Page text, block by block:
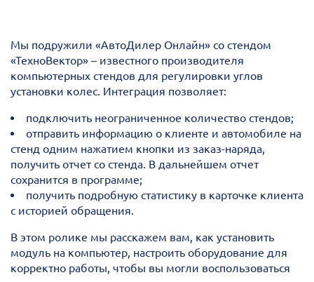
Мы подружили «АвтоДилер Онлайн» со стендом
«ТехноВектор» – известного производителя
компьютерных стендов для регулировки углов
установки колес. Интеграция позволяет:
подключить неограниченное количество стендов;
отправить информацию о клиенте и автомобиле на
стенд одним нажатием кнопки из заказ-наряда,
получить отчет со стенда. В дальнейшем отчет
сохранится в программе;
получить подробную статистику в карточке клиента
с историей обращения.
В этом ролике мы расскажем вам, как установить
модуль на компьютер, настроить оборудование для
корректно работы, чтобы вы могли воспользоваться